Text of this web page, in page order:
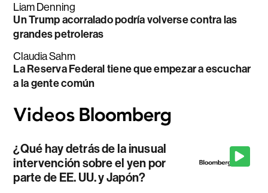
Liam Denning
Un Trump acorralado podría volverse contra las
grandes petroleras
Claudia Sahm
La Reserva Federal tiene que empezar a escuchar
a la gente común
¿Qué hay detrás de la inusual
intervención sobre el yen por
parte de EE. UU. y Japón?